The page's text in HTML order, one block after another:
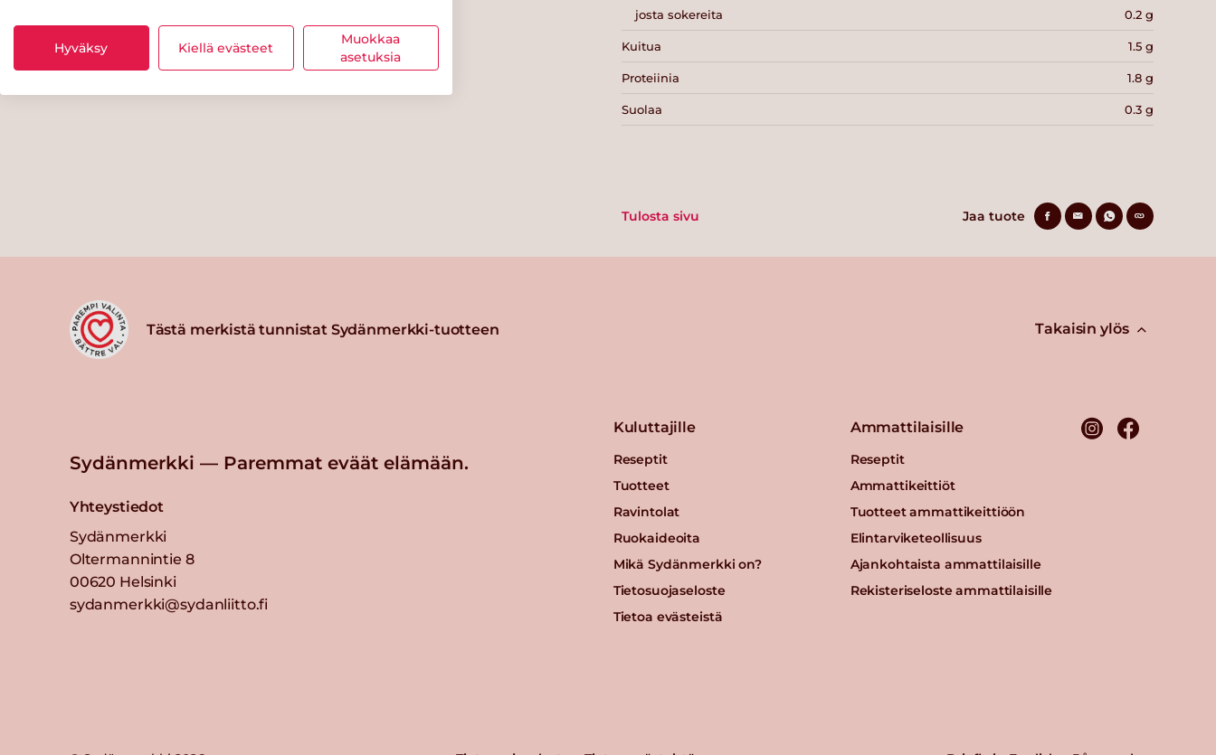
josta sokereita 0.2 g
Kuitua 1.5 g
Proteiinia 1.8 g
Suolaa 0.3 g
Tulosta sivu Jaa tuote
Tästä merkistä tunnistat Sydänmerkki-tuotteen Takaisin ylös
Sydänmerkki — Paremmat eväät elämään.
Yhteystiedot
Sydänmerkki
Oltermannintie 8
00620 Helsinki
sydanmerkki@sydanliitto.fi
Kuluttajille
Reseptit
Tuotteet
Ravintolat
Ruokaideoita
Mikä Sydänmerkki on?
Tietosuojaseloste
Tietoa evästeistä
Ammattilaisille
Reseptit
Ammattikeittiöt
Tuotteet ammattikeittiöön
Elintarviketeollisuus
Ajankohtaista ammattilaisille
Rekisteriseloste ammattilaisille
Hyväksy Kiellä evästeet
Muokkaa
asetuksia